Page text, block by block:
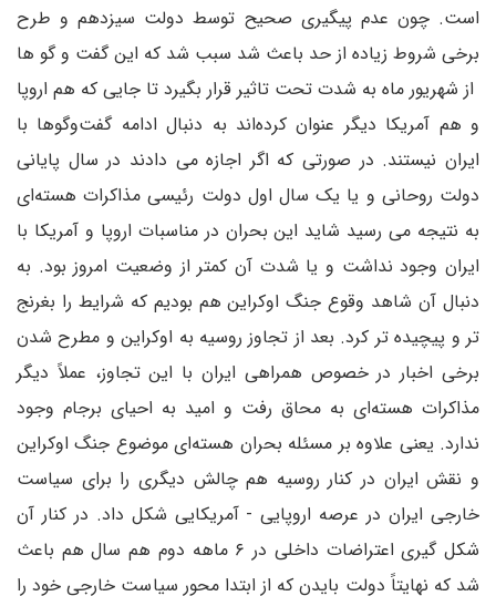
است. چون عدم پیگیری صحیح توسط دولت سیزدهم و طرح
برخی شروط زیاده از حد باعث شد سبب شد که این گفت و گو ها
از شهریور ماه به شدت تحت تاثیر قرار بگیرد تا جایی که هم اروپا
و هم آمریکا دیگر عنوان کرده‌اند به دنبال ادامه گفت‌وگوها با
ایران نیستند. در صورتی که اگر اجازه می دادند در سال پایانی
دولت روحانی و یا یک سال اول دولت رئیسی مذاکرات هسته‌ای
به نتیجه می رسید شاید این بحران در مناسبات اروپا و آمریکا با
ایران وجود نداشت و یا شدت آن کمتر از وضعیت امروز بود. به
دنبال آن شاهد وقوع جنگ اوکراین هم بودیم که شرایط را بغرنج
تر و پیچیده تر کرد. بعد از تجاوز روسیه به اوکراین و مطرح شدن
برخی اخبار در خصوص همراهی ایران با این تجاوز، عملاً دیگر
مذاکرات هسته‌ای به محاق رفت و امید به احیای برجام وجود
ندارد. یعنی علاوه بر مسئله بحران هسته‌ای موضوع جنگ اوکراین
و نقش ایران در کنار روسیه هم چالش دیگری را برای سیاست
خارجی ایران در عرصه اروپایی - آمریکایی شکل داد. در کنار آن
شکل گیری اعتراضات داخلی در ۶ ماهه دوم هم سال هم باعث
شد که نهایتاً دولت بایدن که از ابتدا محور سیاست خارجی خود را